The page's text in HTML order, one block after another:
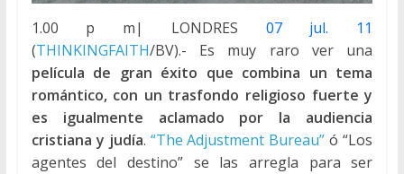
1.00 p m| LONDRES 07 jul. 11
(THINKINGFAITH/BV).- Es muy raro ver una
película de gran éxito que combina un tema
romántico, con un trasfondo religioso fuerte y
es igualmente aclamado por la audiencia
cristiana y judía. “The Adjustment Bureau” ó “Los
agentes del destino” se las arregla para ser